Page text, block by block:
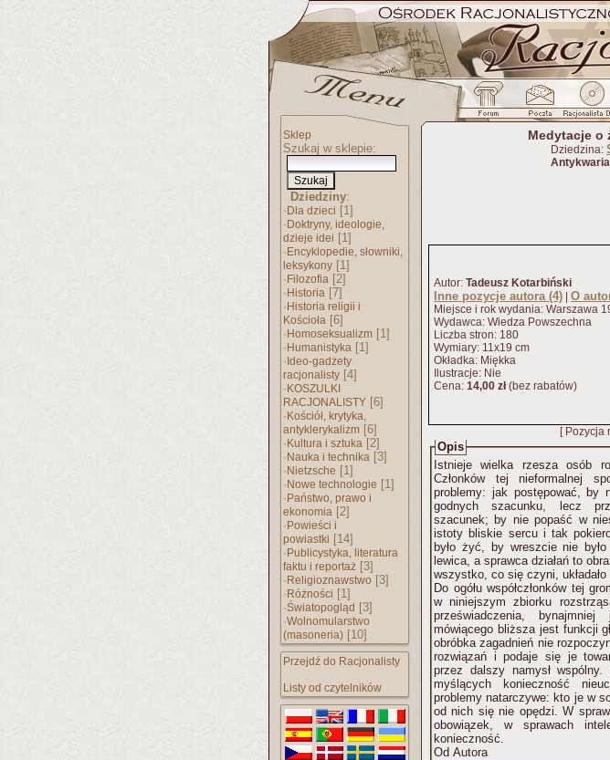
Sklep
Szukaj w sklepie:
Dziedziny:
· Dla dzieci [1]
· Doktryny, ideologie,
dzieje idei [1]
· Encyklopedie, słowniki,
leksykony [1]
· Filozofia [2]
· Historia [7]
· Historia religii i
Kościoła [6]
· Homoseksualizm [1]
· Humanistyka [1]
· Ideo-gadżety
racjonalisty [4]
· KOSZULKI
RACJONALISTY [6]
· Kościół, krytyka,
antyklerykalizm [6]
· Kultura i sztuka [2]
· Nauka i technika [3]
· Nietzsche [1]
· Nowe technologie [1]
· Państwo, prawo i
ekonomia [2]
· Powieści i
powiastki [14]
· Publicystyka, literatura
faktu i reportaż [3]
· Religioznawstwo [3]
· Różności [1]
·Światopogląd [3]
·Wolnomularstwo
(masoneria) [10]
Przejdź do Racjonalisty
Listy od czytelników
Medytacje o
Dziedzina:
Autor: Tadeusz Kotarbiński
Inne pozycje autora (4) O
Miejsce i rok wydania: Warszawa
Wydawca: Wiedza Powszechna
Liczba stron: 180
Wymiary: 11x19 cm
Okładka: Miękka
Ilustracje: Nie
Cena: 14,00 zł(bez rabatów)
[ Pozycja
Opis
Istnieje wielka rzesza osób
Członków tej nieformalnej
problemy: jak postępować, by
godnych szacunku, lecz
szacunek; by nie popaść w
istoty bliskie sercu i tak
było żyć, by wreszcie nie
lewica, a sprawca działań to
wszystko, co się czyni,
Do ogółu współczłonków tej
w niniejszym zbiorku
przeświadczenia,
mówiącego bliższa jest funkcji
obróbka zagadnień nie
rozwiązań i podaje się je
przez dalszy namysł
myślących konieczność
problemy natarczywe: kto je w
od nich się nie opędzi. W
obowiązek, w sprawach
konieczność.
Od Autora